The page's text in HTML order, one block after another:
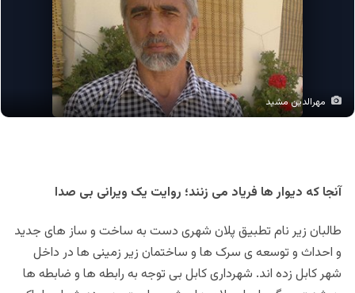
مهرالدین مشید
آنجا که دیوار ها فریاد می زنند؛ روایت یک ویرانی بی صدا
طالبان زیر نام تطبیق پلان شهری دست به ساخت و ساز های جدید
و احداث و توسعه ی سرک ها و ساختمان زیر زمینی ها در داخل
شهر کابل زده اند. شهرداری کابل بی توجه به رابطه ها و ضابطه ها